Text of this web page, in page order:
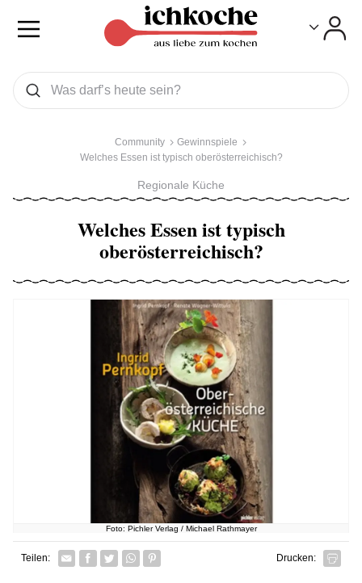
Was wollen Sie suchen
Suchen
Community
Gewinnspiele
Welches Essen ist typisch oberösterreichisch?
Regionale Küche
Welches Essen ist typisch
oberösterreichisch?
Foto: Pichler Verlag / Michael Rathmayer
Teilen: Facebook
TwitterWhatsapp senden
Pin it Drucken: